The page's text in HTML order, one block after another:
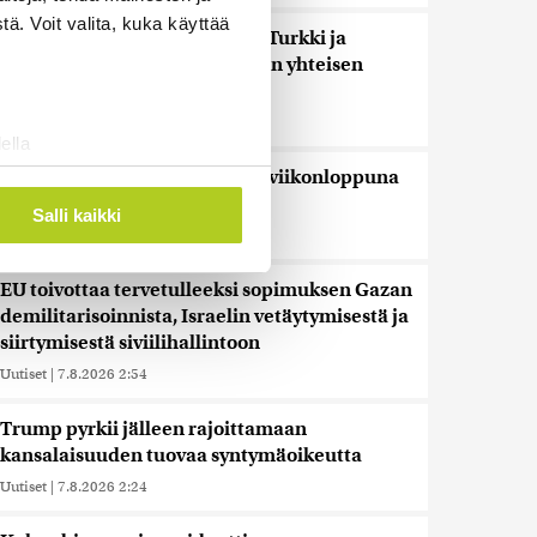
Voit valita, kuka käyttää
. Voit muuttaa
tukemiseen
alan
tietoja muihin tietoihin, joita
siirtää ulkomaille.
Salli kaikki
Uutistoimistot: Saudi-Arabia, Turkki ja
Pakistan allekirjoittavat tänään yhteisen
Tänään on tuulista ja sateista, viikonloppuna
lämpenee
EU toivottaa tervetulleeksi sopimuksen Gazan
demilitarisoinnista, Israelin vetäytymisestä ja
siirtymisestä siviilihallintoon
Uutiset | 7.8.2026 2:54
Trump pyrkii jälleen rajoittamaan
kansalaisuuden tuovaa syntymäoikeutta
Uutiset | 7.8.2026 2:24